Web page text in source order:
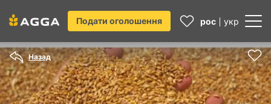
Подати оголошення рос укр
Назад